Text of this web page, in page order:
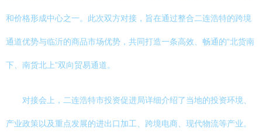
和价格形成中心之一。此次双方对接，旨在通过整合二连浩特的跨境
通道优势与临沂的商品市场优势，共同打造一条高效、畅通的“北货南
下、南货北上”双向贸易通道。
对接会上，二连浩特市投资促进局详细介绍了当地的投资环境、
产业政策以及重点发展的进出口加工、跨境电商、现代物流等产业。